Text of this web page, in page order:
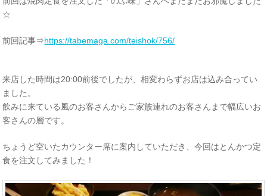
☆
前回記事⇒https://tabemaga.com/teishok/756/
来店した時間は20:00前後でしたが、相変わらずお店は込み合ってい
ました。
飲みに来ている風のお客さんからご家族連れのお客さんまで幅広いお
客さんの層です。
ちょうど空いたカウンター席に案内していただき、今回はとんかつ定
食を注文してみました！